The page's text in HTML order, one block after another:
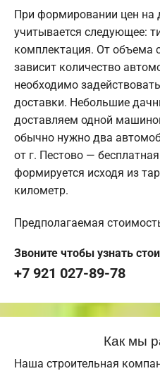
При формировании цен на
учитывается следующее:
комплектация. От объема
зависит количество
необходимо
доставки. Небольшие
доставляем одной
обычно нужно два
от г. Пестово —
формируется исходя из
километр.
Предполагаемая
Звоните чтобы узнать
+7 921 027-89-78
Как мы
Наша строительная